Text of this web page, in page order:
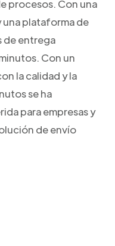
procesos. Con una
plataforma de
de entrega
Con un
la calidad y la
se ha
para empresas y
de envío